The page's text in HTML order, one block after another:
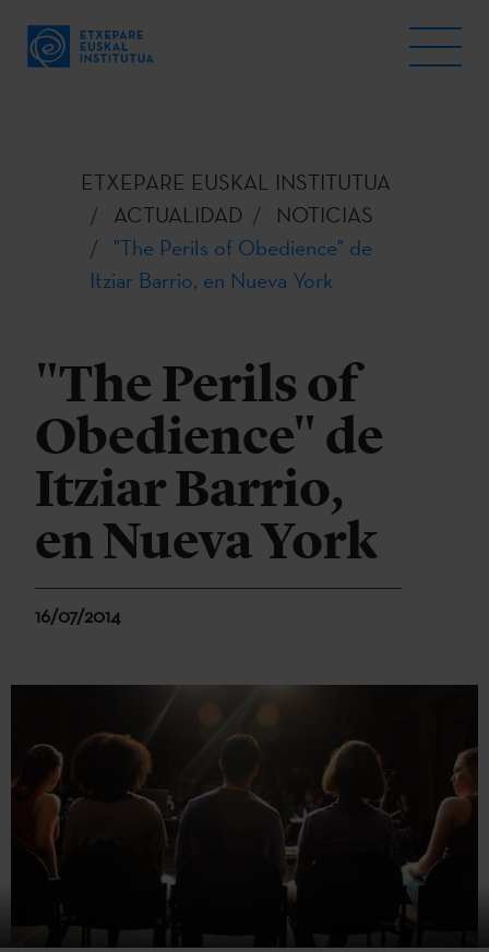
ETXEPARE EUSKAL INSTITUTUA
ACTUALIDAD
NOTICIAS
"The Perils of Obedience" de
Itziar Barrio, en Nueva York
"The Perils of
Obedience" de
Itziar Barrio,
en Nueva York
16/07/2014